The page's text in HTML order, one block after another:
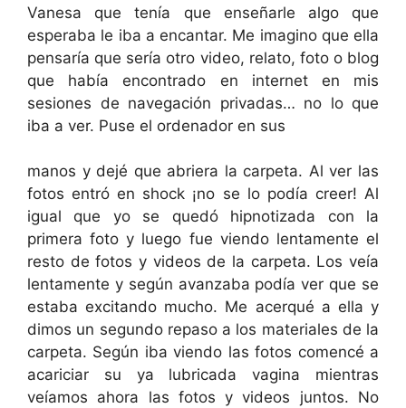
Vanesa que tenía que enseñarle algo que
esperaba le iba a encantar. Me imagino que ella
pensaría que sería otro video, relato, foto o blog
que había encontrado en internet en mis
sesiones de navegación privadas… no lo que
iba a ver. Puse el ordenador en sus
manos y dejé que abriera la carpeta. Al ver las
fotos entró en shock ¡no se lo podía creer! Al
igual que yo se quedó hipnotizada con la
primera foto y luego fue viendo lentamente el
resto de fotos y videos de la carpeta. Los veía
lentamente y según avanzaba podía ver que se
estaba excitando mucho. Me acerqué a ella y
dimos un segundo repaso a los materiales de la
carpeta. Según iba viendo las fotos comencé a
acariciar su ya lubricada vagina mientras
veíamos ahora las fotos y videos juntos. No